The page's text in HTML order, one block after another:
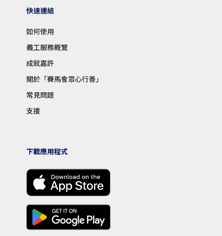
快速連結
如何使用
義工服務概覽
成就嘉許
關於「賽馬會眾心行善」
常見問題
支援
下載應用程式